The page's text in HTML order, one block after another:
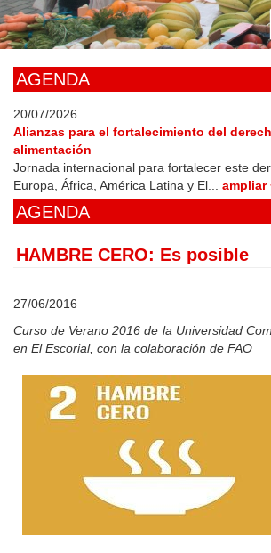
Skip
to
main
AGENDA
20/07/2026
Alianzas para el fortalecimiento del
alimentación
Jornada internacional para fortalecer este
Europa, África, América Latina y El... ampliar
AGENDA
HAMBRE CERO: Es posible
27/06/2016
Curso de Verano 2016 de la Universidad
en El Escorial, con la colaboración de FAO